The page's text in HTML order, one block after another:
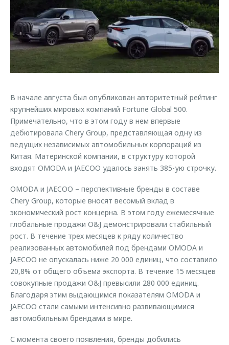
Страхование
Кредитный калькулятор
Аксессуары
Одежда и сувениры
Запчасти
Трейд-ин
Калькулятор трейд-ин
Клиентская поддержка
O&J Автоклуб
Клуб владельцев OMODA
Приложение O&J
Одежда и сувениры
Оригинальные аксессуары
Запчасти
Обратная связь
В начале августа был опубликован авторитетный рейтинг
крупнейших мировых компаний Fortune Global 500.
Примечательно, что в этом году в нем впервые
дебютировала Chery Group, представляющая одну из
ведущих независимых автомобильных корпораций из
Китая. Материнской компании, в структуру которой
входят OMODA и JAECOO удалось занять 385-ую строчку.
OMODA и JAECOO – перспективные бренды в составе
Chery Group, которые вносят весомый вклад в
экономический рост концерна. В этом году ежемесячные
глобальные продажи O&J демонстрировали стабильный
рост. В течение трех месяцев к ряду количество
реализованных автомобилей под брендами OMODA и
JAECOO не опускалась ниже 20 000 единиц, что составило
20,8% от общего объема экспорта. В течение 15 месяцев
совокупные продажи O&J превысили 280 000 единиц.
Благодаря этим выдающимся показателям OMODA и
JAECOO стали самыми интенсивно развивающимися
автомобильным брендами в мире.
С момента своего появления, бренды добились